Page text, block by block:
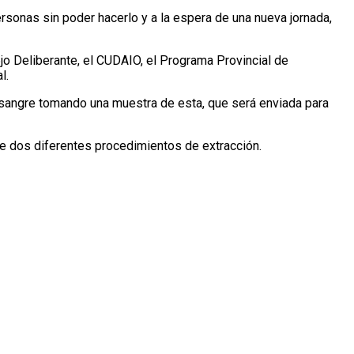
sin poder hacerlo y a la espera de una nueva jornada,
Deliberante, el CUDAIO, el Programa Provincial de
tomando una muestra de esta, que será enviada para
dos diferentes procedimientos de extracción.